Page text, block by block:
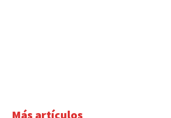
Más artículos